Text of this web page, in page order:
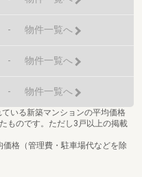
- 物件一覧へ
- 物件一覧へ
- 物件一覧へ
いる新築マンションの平均価格
ものです。ただし3戸以上の掲載
格（管理費・駐車場代などを除